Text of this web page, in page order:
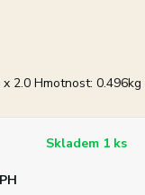
x 2.0 Hmotnost: 0.496kg
Skladem 1 ks